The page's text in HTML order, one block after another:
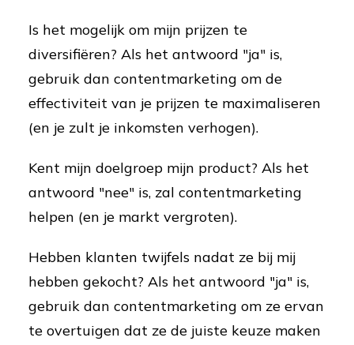
Is het mogelijk om mijn prijzen te
diversifiëren? Als het antwoord "ja" is,
gebruik dan contentmarketing om de
effectiviteit van je prijzen te maximaliseren
(en je zult je inkomsten verhogen).
Kent mijn doelgroep mijn product? Als het
antwoord "nee" is, zal contentmarketing
helpen (en je markt vergroten).
Hebben klanten twijfels nadat ze bij mij
hebben gekocht? Als het antwoord "ja" is,
gebruik dan contentmarketing om ze ervan
te overtuigen dat ze de juiste keuze maken